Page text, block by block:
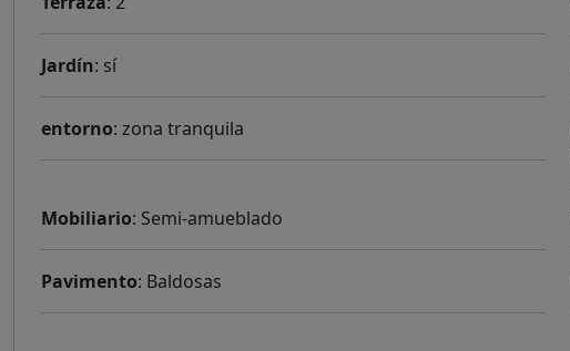
Jardín: sí
entorno: zona tranquila
Mobiliario: Semi-amueblado
Pavimento: Baldosas